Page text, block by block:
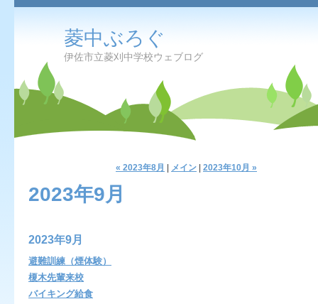
菱中ぶろぐ
伊佐市立菱刈中学校ウェブログ
« 2023年8月 メイン 2023年10月 »
2023年9月
2023年9月
避難訓練（煙体験）
榎木先輩来校
バイキング給食